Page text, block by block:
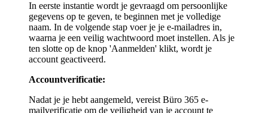
In eerste instantie wordt je gevraagd om persoonlijke
gegevens op te geven, te beginnen met je volledige
naam. In de volgende stap voer je je e-mailadres in,
waarna je een veilig wachtwoord moet instellen. Als je
ten slotte op de knop 'Aanmelden' klikt, wordt je
account geactiveerd.
Accountverificatie:
Nadat je je hebt aangemeld, vereist Büro 365 e-
mailverificatie om de veiligheid van je account te